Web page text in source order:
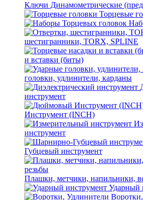
Ключи Динамометрические
Торцевые
шестигранники, TORX, SPLINE
и вставки (биты)
головки, удлинители, карданы
инструмент
Инструмент (INCH)
инструмент
Губцевый инструмент
Плашки, метчики, напильники,
Ударный